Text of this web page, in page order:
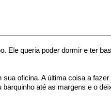
Ele queria poder dormir e ter
oficina. A última coisa a
até as margens e o